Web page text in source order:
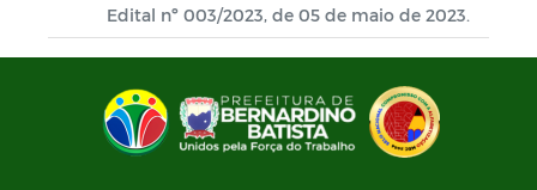
Edital nº 003/2023, de 05 de maio de 2023.